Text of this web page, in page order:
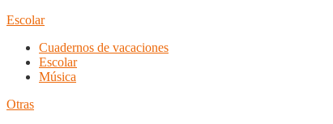
Escolar
Cuadernos de vacaciones
Escolar
Música
Otras